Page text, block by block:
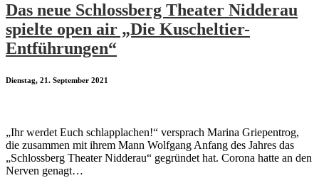
Das neue Schlossberg Theater Nidderau
spielte open air „Die Kuscheltier-
Entführungen“
Dienstag, 21. September 2021
„Ihr werdet Euch schlapplachen!“ versprach Marina Griepentrog,
die zusammen mit ihrem Mann Wolfgang Anfang des Jahres das
„Schlossberg Theater Nidderau“ gegründet hat. Corona hatte an den
Nerven genagt…